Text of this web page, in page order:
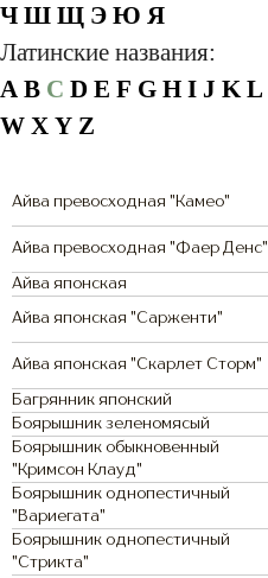
Ч Ш Щ Э Ю Я
Латинские названия:
A B C D E F G H I J K L
W X Y Z
Айва превосходная "Камео"
Айва превосходная "Фаер Денс"
Айва японская
Айва японская "Сарженти"
Айва японская "Скарлет Сторм"
Багрянник японский
Боярышник зеленомясый
Боярышник обыкновенный
"Кримсон Клауд"
Боярышник однопестичный
"Вариегата"
Боярышник однопестичный
"Стрикта"